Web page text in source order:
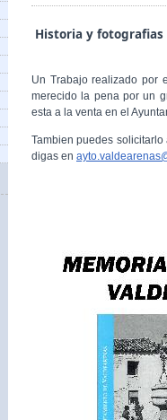
Historia y fotografias
Un Trabajo realizado por
merecido la pena por un
esta a la venta en el
Tambien puedes
digas en